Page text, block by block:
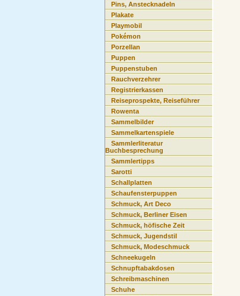
Pins, Anstecknadeln
Plakate
Playmobil
Pokémon
Porzellan
Puppen
Puppenstuben
Rauchverzehrer
Registrierkassen
Reiseprospekte, Reiseführer
Rowenta
Sammelbilder
Sammelkartenspiele
Sammlerliteratur
Buchbesprechung
Sammlertipps
Sarotti
Schallplatten
Schaufensterpuppen
Schmuck, Art Deco
Schmuck, Berliner Eisen
Schmuck, höfische Zeit
Schmuck, Jugendstil
Schmuck, Modeschmuck
Schneekugeln
Schnupftabakdosen
Schreibmaschinen
Schuhe